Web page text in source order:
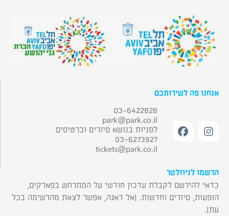
אנחנו פה לשירותכם
03-6422828
park@park.co.il
לפניות בנושא סיורים וכרטיסים
03-6273927
tickets@park.co.il
הרשמו לניוזלטר
כדאי להירשם לקבלת עדכון חודשי על המתרחש בפארקים,
הופעות, סיורים וחדשות. (אל דאגה, אפשר לצאת מהרשימה בכל
עת).